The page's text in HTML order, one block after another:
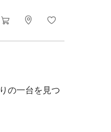
の一台を見つ